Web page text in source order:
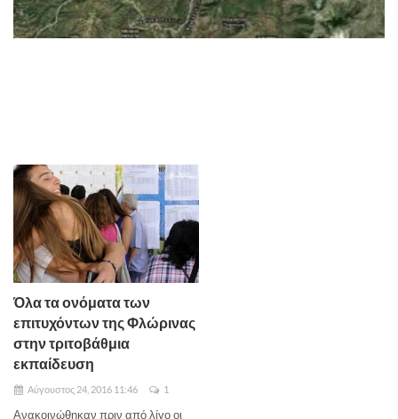
Όλα τα ονόματα των
επιτυχόντων της Φλώρινας
στην τριτοβάθμια
εκπαίδευση
Αύγουστος 24, 2016 11:46 1
Ανακοινώθηκαν πριν από λίγο οι